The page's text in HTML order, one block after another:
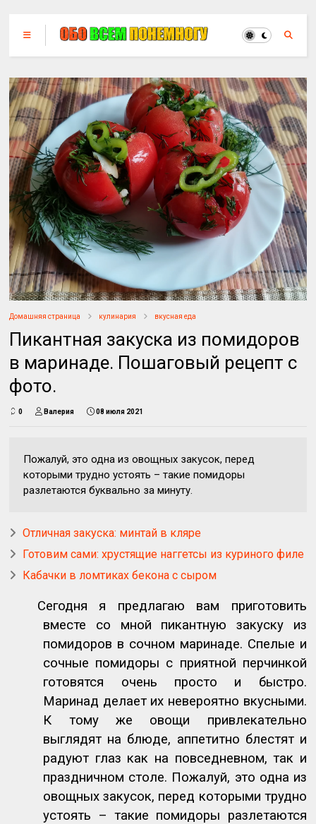
Домашняя страница кулинария вкусная еда
Пикантная закуска из помидоров
в маринаде. Пошаговый рецепт с
фото.
0 Валерия 08 июля 2021
Пожалуй, это одна из овощных закусок, перед
которыми трудно устоять – такие помидоры
разлетаются буквально за минуту.
Отличная закуска: минтай в кляре
Готовим сами: хрустящие наггетсы из куриного филе
Кабачки в ломтиках бекона с сыром
Сегодня я предлагаю вам приготовить
вместе со мной пикантную закуску из
помидоров в сочном маринаде. Спелые и
сочные помидоры с приятной перчинкой
готовятся очень просто и быстро.
Маринад делает их невероятно вкусными.
К тому же овощи привлекательно
выглядят на блюде, аппетитно блестят и
радуют глаз как на повседневном, так и
праздничном столе. Пожалуй, это одна из
овощных закусок, перед которыми трудно
устоять – такие помидоры разлетаются